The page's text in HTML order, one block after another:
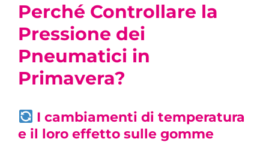
Perché Controllare la
Pressione dei
Pneumatici in
Primavera?
I cambiamenti di temperatura
e il loro effetto sulle gomme